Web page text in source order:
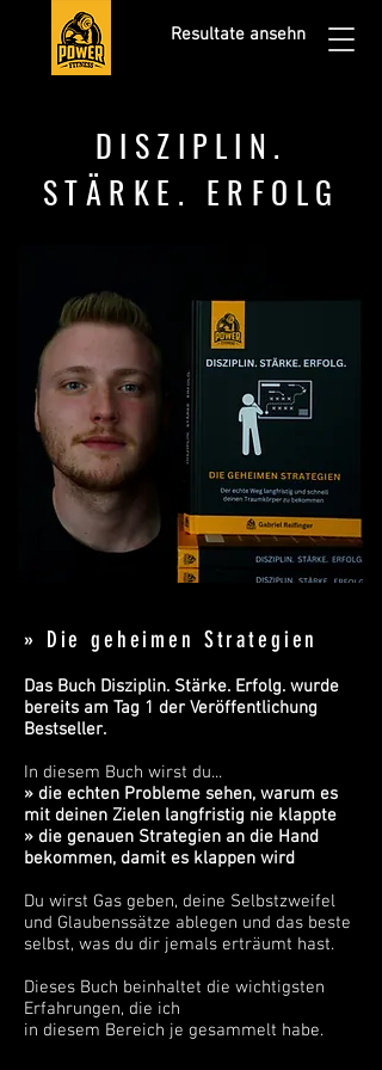
Resultate ansehn
DISZIPLIN.
STÄRKE. ERFOLG
» Die geheimen Strategien
Das Buch Disziplin. Stärke. Erfolg. wurde
bereits am Tag 1 der Veröffentlichung
Bestseller.
In diesem Buch wirst du...
» die echten Probleme sehen, warum es
mit deinen Zielen langfristig nie klappte
» die genauen Strategien an die Hand
bekommen, damit es klappen wird
Du wirst Gas geben, deine Selbstzweifel
und Glaubenssätze ablegen und das beste
selbst, was du dir jemals erträumt hast.
Dieses Buch beinhaltet die wichtigsten
Erfahrungen, die ich
in diesem Bereich je gesammelt habe.